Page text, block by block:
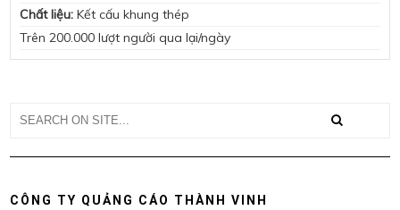
Chất liệu: Kết cấu khung thép
Trên 200.000 lượt người qua lại/ngày
CÔNG TY QUẢNG CÁO THÀNH VINH